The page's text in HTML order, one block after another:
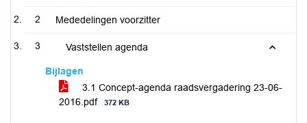
2 Mededelingen voorzitter
3 Vaststellen agenda
Bijlagen
3.1 Concept-agenda raadsvergadering 23-06-
2016.pdf
372 KB